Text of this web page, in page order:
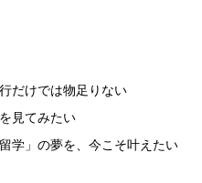
だけでは物足りない
見てみたい
学」の夢を、今こそ叶えたい